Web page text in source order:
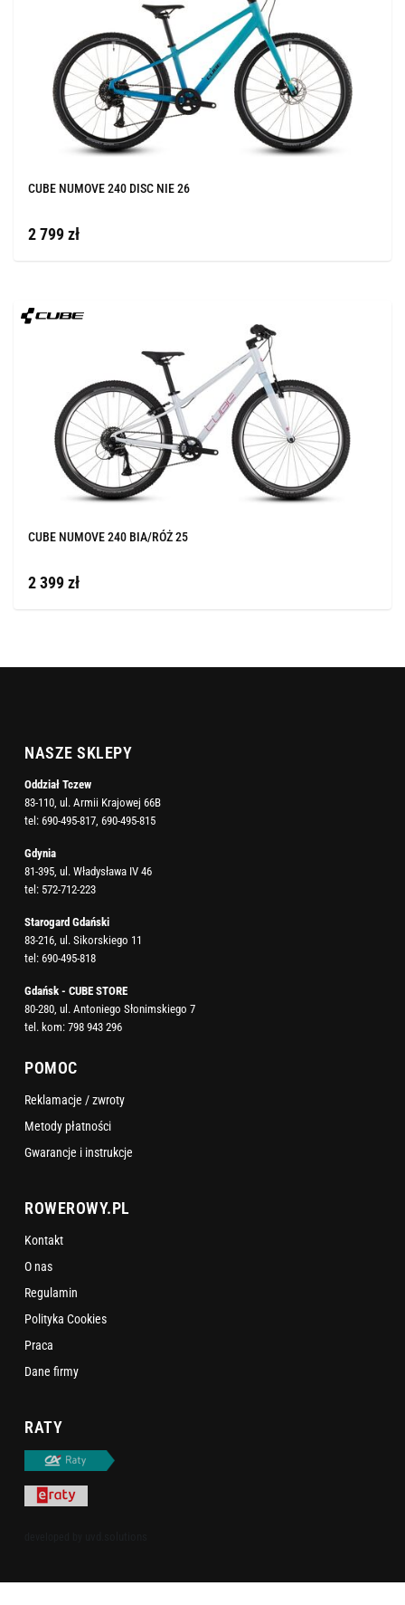
CUBE NUMOVE 240 DISC NIE 26
2 799 zł
CUBE NUMOVE 240 BIA/RÓŻ 25
2 399 zł
NASZE SKLEPY
Oddział Tczew
83-110, ul. Armii Krajowej 66B
tel: 690-495-817, 690-495-815
Gdynia
81-395, ul. Władysława IV 46
tel: 572-712-223
Starogard Gdański
83-216, ul. Sikorskiego 11
tel: 690-495-818
Gdańsk - CUBE STORE
80-280, ul. Antoniego Słonimskiego 7
tel. kom: 798 943 296
POMOC
Reklamacje / zwroty
Metody płatności
Gwarancje i instrukcje
ROWEROWY.PL
Kontakt
O nas
Regulamin
Polityka Cookies
Praca
Dane firmy
RATY